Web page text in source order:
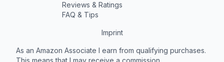
Reviews & Ratings
FAQ & Tips
Imprint
As an Amazon Associate I earn from qualifying purchases.